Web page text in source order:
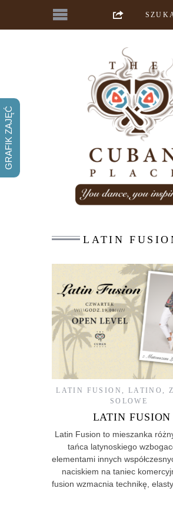
LATIN
LATIN FUSION , LATINO ,
SOLOWE
LATIN FUSION
Latin Fusion to mieszanka
tańca latynoskiego
elementami innych
naciskiem na taniec
fusion wzmacnia technikę,
GRAFIK ZAJĘĆ